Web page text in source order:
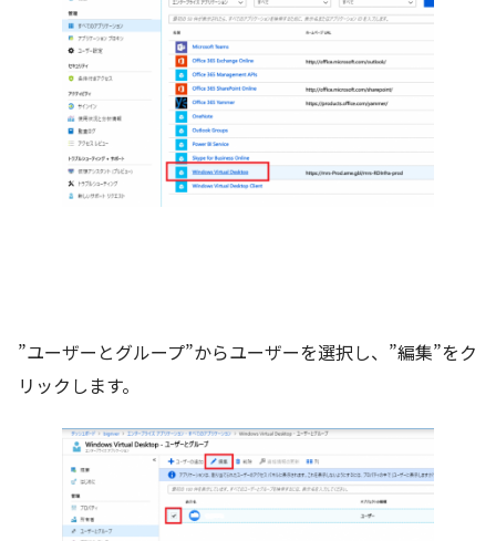
”ユーザーとグループ”からユーザーを選択し、”編集”をク
リックします。